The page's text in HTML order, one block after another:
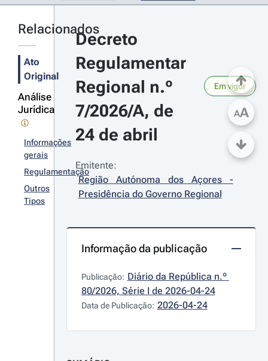
Relacionados
Ato
Original
Análise
Jurídica
Informações
gerais
Regulamentação
Outros
Tipos
Decreto
Regulamentar
Regional n.º
7/2026/A, de
24 de abril
Em vigor
Emitente:
Região Autónoma dos Açores -
Presidência do Governo Regional
Informação da publicação
Publicação: Diário da República n.º
80/2026, Série I de 2026-04-24
Data de Publicação: 2026-04-24
AA